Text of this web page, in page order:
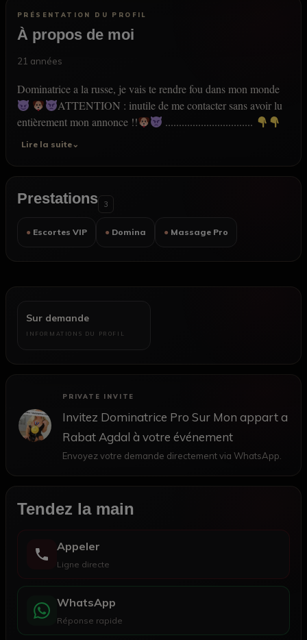
PRÉSENTATION DU PROFIL
À propos de moi
21 années
Dominatrice a la russe, je vais te rendre fou dans mon monde
ATTENTION : inutile de me contacter sans avoir lu
entièrement mon annonce !!
................................
me déranger ☠ Tu es avec moi dans mon monde difficile
more
Lire la suite⌄
Prestations 3
● Escortes VIP ● Domina ● Massage Pro
Sur demande
INFORMATIONS DU PROFIL
PRIVATE INVITE
Invitez Dominatrice Pro Sur Mon appart a
Rabat Agdal à votre événement
Envoyez votre demande directement via WhatsApp.
Tendez la main
Appeler
Ligne directe
WhatsApp
Réponse rapide